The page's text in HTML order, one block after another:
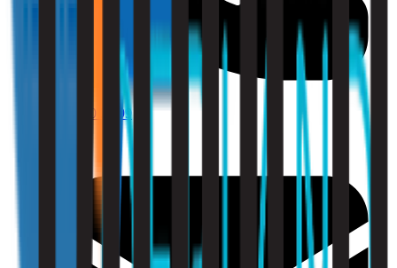
010 - 220 34 99